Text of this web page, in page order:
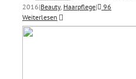
2016|Beauty, Haarpflege|
96
Weiterlesen